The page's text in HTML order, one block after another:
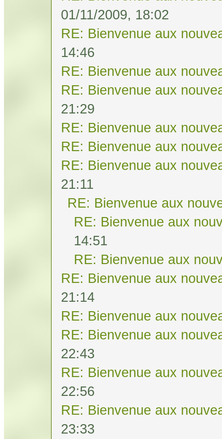
01/11/2009, 18:02
RE: Bienvenue aux
14:46
RE: Bienvenue aux
RE: Bienvenue aux
21:29
RE: Bienvenue aux
RE: Bienvenue aux
RE: Bienvenue aux
21:11
RE: Bienvenue aux
RE: Bienvenue aux
14:51
RE: Bienvenue aux
RE: Bienvenue aux
21:14
RE: Bienvenue aux
RE: Bienvenue aux
22:43
RE: Bienvenue aux
22:56
RE: Bienvenue aux
23:33